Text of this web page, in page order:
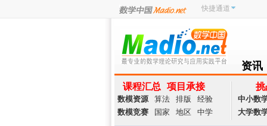
快捷通道
资讯
NEWS
课程汇总 项目承接
数模资源 算法 排版
经验
数模竞赛
国家 地区 中学
挑
中小数
大学数